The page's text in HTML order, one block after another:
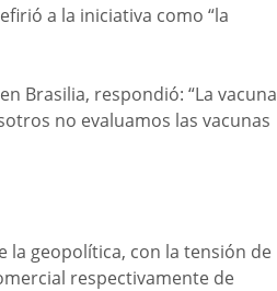
a la iniciativa como “la
Brasilia, respondió: “La vacuna
no evaluamos las vacunas
la geopolítica, con la tensión de
respectivamente de